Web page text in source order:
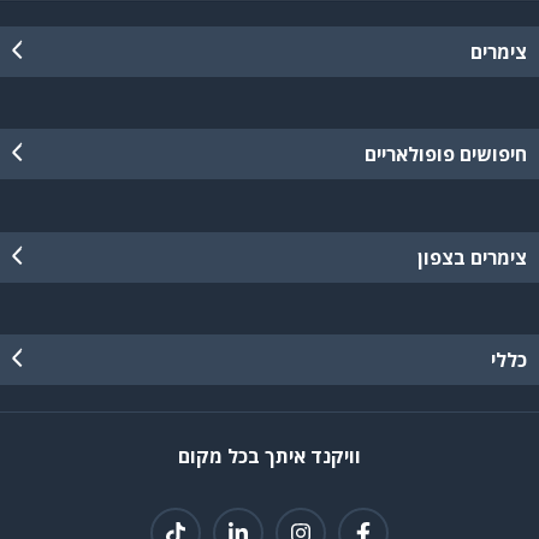
צימרים
חיפושים פופולאריים
צימרים בצפון
כללי
וויקנד איתך בכל מקום